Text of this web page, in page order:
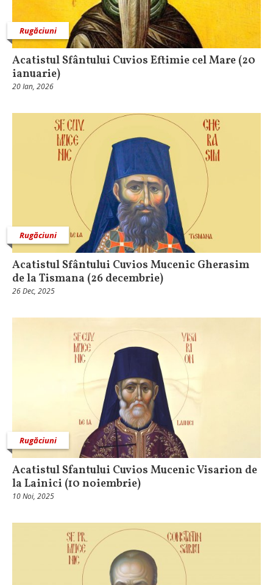
Rugăciuni
Acatistul Sfântului Cuvios Eftimie cel Mare (20
ianuarie)
20 Ian, 2026
Rugăciuni
Acatistul Sfântului Cuvios Mucenic Gherasim
de la Tismana (26 decembrie)
26 Dec, 2025
Rugăciuni
Acatistul Sfantului Cuvios Mucenic Visarion de
la Lainici (10 noiembrie)
10 Noi, 2025